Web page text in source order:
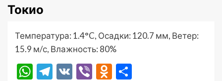
Токио
Температура: 1.4°C, Осадки: 120.7 мм, Ветер:
15.9 м/с, Влажность: 80%
WhatsApp
Telegram
VK ViberOdnoklassniki